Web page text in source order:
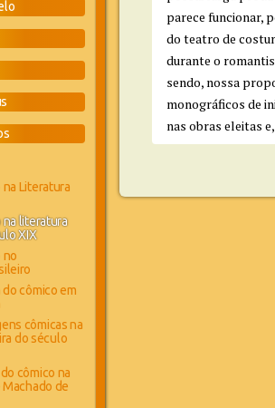
Literatura
na literatura
XIX
no
do cômico em
cômicas na
do século
cômico na
de
parece funcionar,
do teatro de
durante o
sendo, nossa
monográficos de
nas obras eleitas